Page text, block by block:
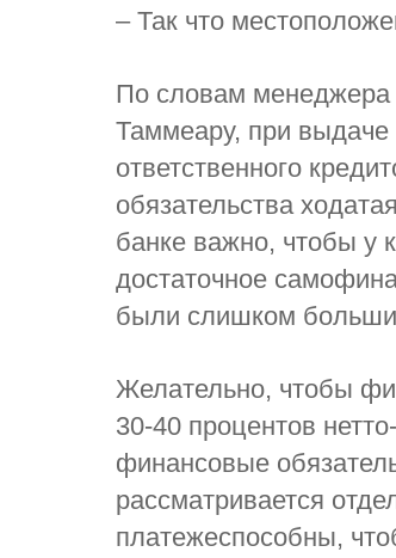
– Так что
По словам менеджера
Таммеару, при выдаче
ответственного
обязательства
банке важно, чтобы у
достаточное
были слишком
Желательно, чтобы
30-40 процентов
финансовые
рассматривается
платежеспособны,